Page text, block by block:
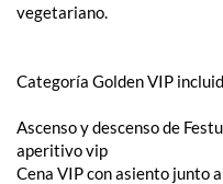
vegetariano.
Categoría Golden VIP
Ascenso y descenso de
aperitivo vip
Cena VIP con asiento junto